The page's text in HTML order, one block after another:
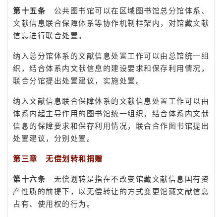
第十五条 公共图书馆可以在区域图书馆总分馆体系、
文献信息联合保障体系等协作机制框架内，对馆藏文献
信息进行联合处置。
纳入总分馆体系的文献信息处置工作可以由总馆统一组
织，结合体系内文献信息的建设要求和保存利用情况，
联合分馆提出处置建议，实施处置。
纳入文献信息联合保障体系的文献信息处置工作可以由
体系内起主导作用的图书馆统一组织，结合体系内文献
信息的保障要求和保存利用情况，联合合作图书馆提出
处置建议，分别处置。
第三章 无偿划 转和捐赠
第十六条 无偿划转是指在不改变馆藏文献信息国有资
产性质的前提下，以无偿转让的方式变更馆藏文献信息
占有、使用权的行为。